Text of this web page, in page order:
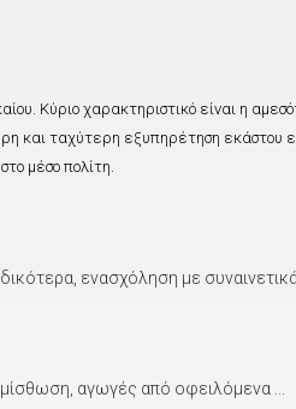
Κύριο χαρακτηριστικό είναι η
και ταχύτερη εξυπηρέτηση εκάστου
μέσο πολίτη.
ενασχόληση με
αγωγές από οφειλόμενα ...